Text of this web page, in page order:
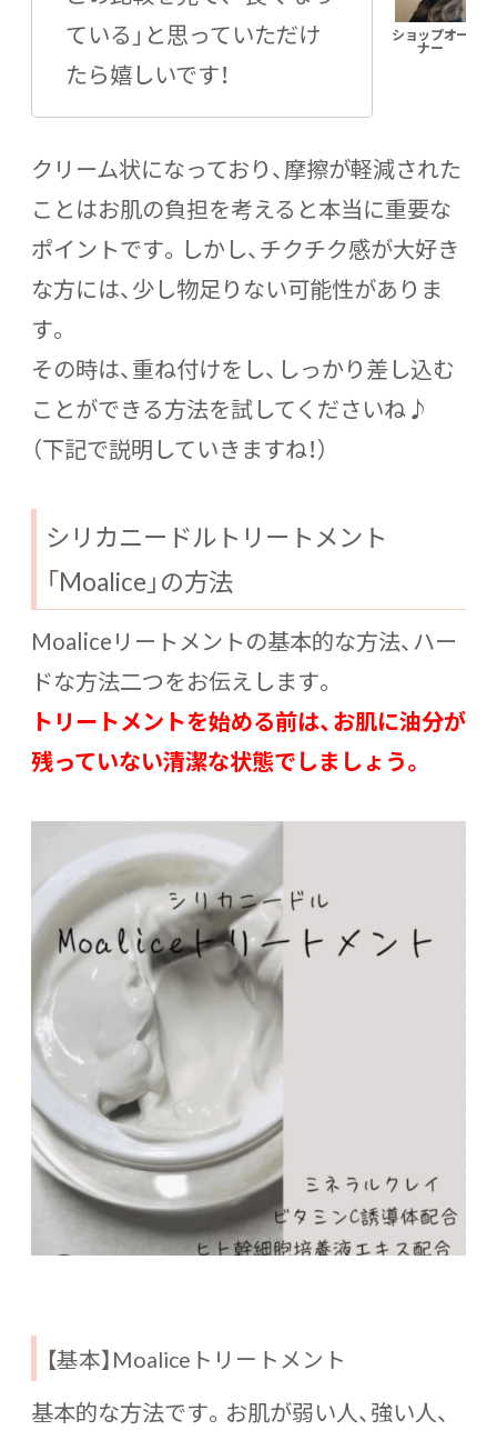
ている」と思っていただけ
たら嬉しいです！
クリーム状になっており、摩擦が軽減された
ことはお肌の負担を考えると本当に重要な
ポイントです。しかし、チクチク感が大好き
な方には、少し物足りない可能性がありま
す。
その時は、重ね付けをし、しっかり差し込む
ことができる方法を試してくださいね♪
（下記で説明していきますね！）
シリカニードルトリートメント
「Moalice」の方法
Moaliceリートメントの基本的な方法、ハー
ドな方法二つをお伝えします。
トリートメントを始める前は、お肌に油分が
残っていない清潔な状態でしましょう。
【基本】Moaliceトリートメント
基本的な方法です。お肌が弱い人、強い人、